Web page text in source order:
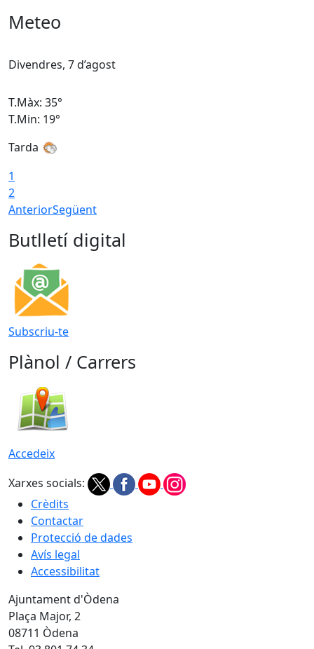
Meteo
Divendres, 7 d’agost
T.Màx: 35°
T.Min: 19°
Tarda
1
2
AnteriorSegüent
Butlletí digital
Subscriu-te
Plànol / Carrers
Accedeix
Xarxes socials:
Crèdits
Contactar
Protecció de dades
Avís legal
Accessibilitat
Ajuntament d'Òdena
Plaça Major, 2
08711 Òdena